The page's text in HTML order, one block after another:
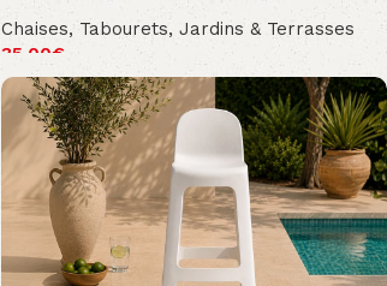
Chaises, Tabourets, Jardins & Terrasses
35.00€